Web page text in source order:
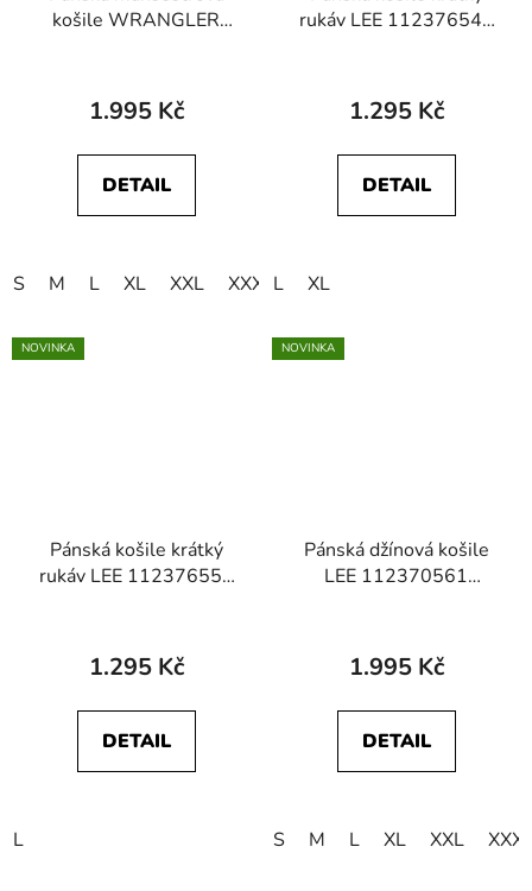
košile WRANGLER
1.995 Kč
DETAIL
S M L XL XXL XXXL
rukáv LEE 112376545
1.295 Kč
DETAIL
L XL
NOVINKA
Pánská košile krátký
rukáv LEE 112376551
1.295 Kč
DETAIL
L
NOVINKA
Pánská džínová košile
LEE 112370561
1.995 Kč
DETAIL
S M L XL XXL